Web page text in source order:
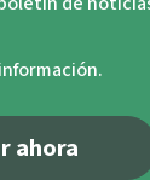
ahora